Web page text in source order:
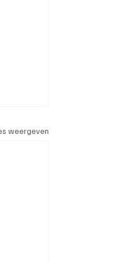
weergeven